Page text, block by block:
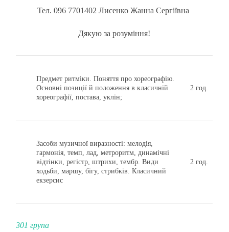
Тел. 096 7701402 Лисенко Жанна Сергіївна
Дякую за розуміння!
Предмет ритміки. Поняття про хореографію.
Основні позиції й положення в класичній
хореографії, постава, уклін;
2 год.
Засоби музичної виразності: мелодія,
гармонія, темп, лад, метроритм, динамічні
відтінки, регістр, штрихи, тембр. Види
ходьби, маршу, бігу, стрибків. Класичний
екзерсис
2 год.
301 група